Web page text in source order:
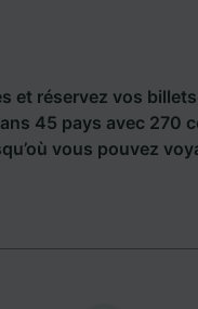
et réservez vos
45 pays avec 270
vous pouvez